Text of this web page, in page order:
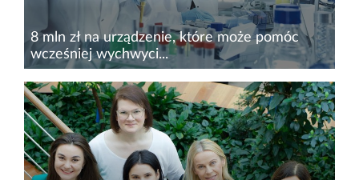
8 mln zł na urządzenie, które może pomóc
wcześniej wychwyci...
Pomiędzy wizytami u lekarza pacjent z
niewydolnością serca często zostaje sam z
chorobą, a pogorszenie stanu zdrowia nie
zawsze daje wyraźny sygnał alarmowy. Właśnie
dlatego naukowcy z Uniwersytetu...